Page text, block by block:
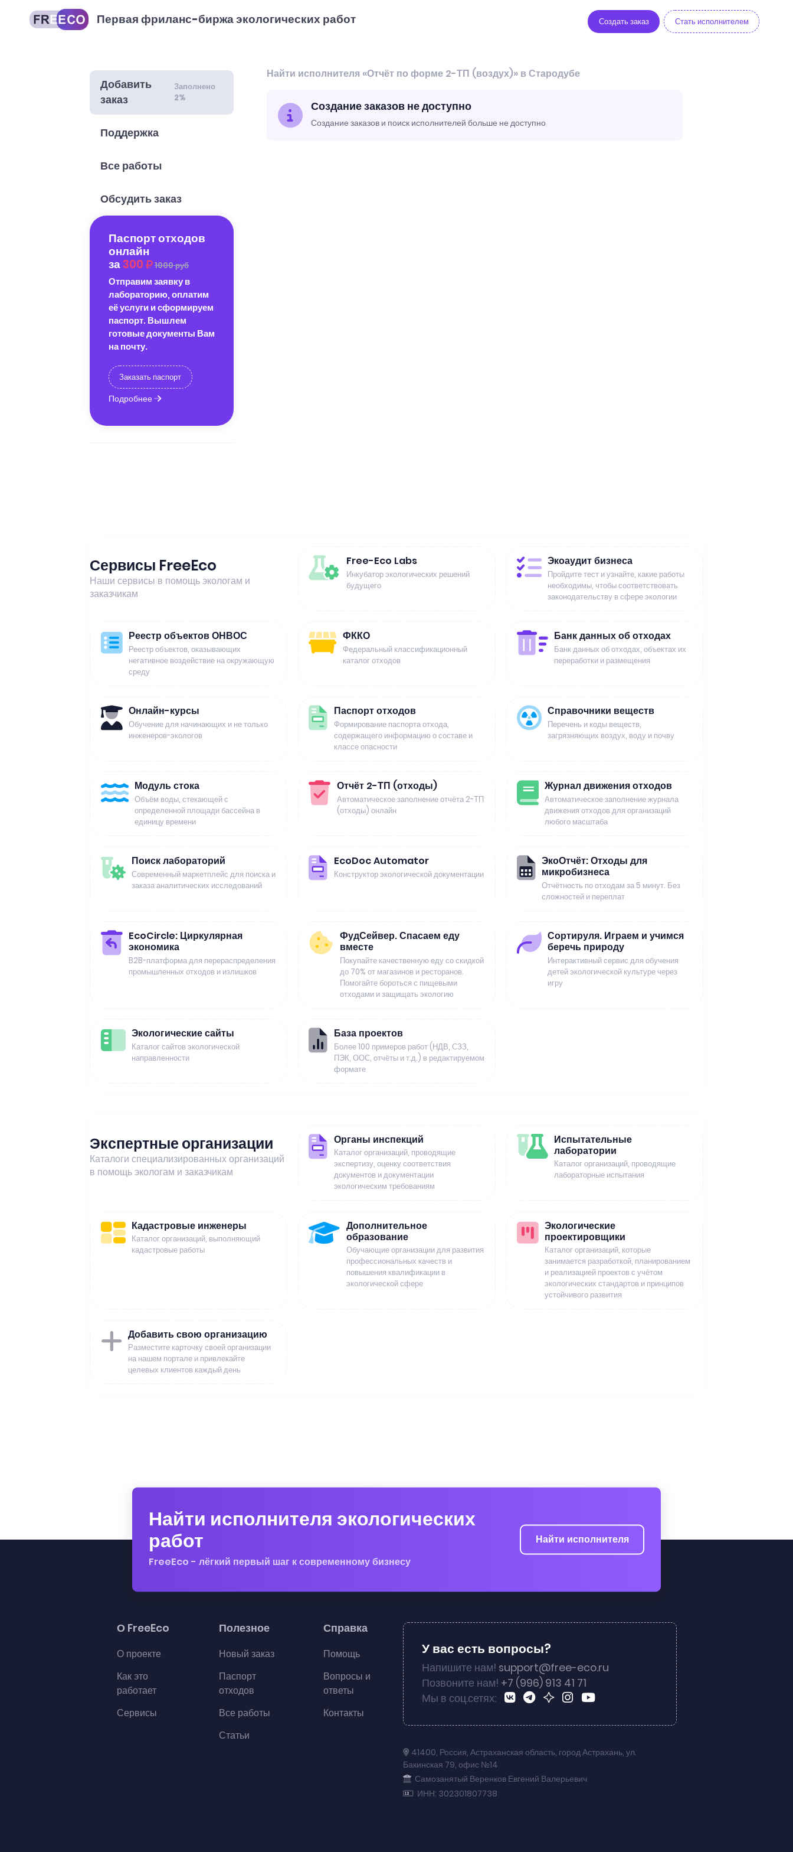
Первая фриланс-биржа экологических работ Создать заказ Стать исполнителем
Добавить
заказ
Заполнено
2%
Поддержка
Все работы
Обсудить заказ
Паспорт отходов
онлайн
за300 1000 руб
Отправим заявку в
лабораторию, оплатим
её услуги и сформируем
паспорт. Вышлем
готовые документы Вам
на почту.
Заказать паспорт
Подробнее
Найти исполнителя «Отчёт по форме 2-ТП (воздух)» в Стародубе
Создание заказов не доступно
Создание заказов и поиск исполнителей больше не доступно
Сервисы FreeEco
Наши сервисы в помощь экологам и
заказчикам
Free-Eco Labs
Инкубатор экологических решений
будущего
Экоаудит бизнеса
Пройдите тест и узнайте, какие работы
необходимы, чтобы соответствовать
законодательству в сфере экологии
Реестр объектов ОНВОС
Реестр объектов, оказывающих
негативное воздействие на окружающую
среду
ФККО
Федеральный классификационный
каталог отходов
Банк данных об отходах
Банк данных об отходах, объектах их
переработки и размещения
Онлайн-курсы
Обучение для начинающих и не только
инженеров-экологов
Паспорт отходов
Формирование паспорта отхода,
содержащего информацию о составе и
классе опасности
Справочники веществ
Перечень и коды веществ,
загрязняющих воздух, воду и почву
Модуль стока
Объём воды, стекающей с
определенной площади бассейна в
единицу времени
Отчёт 2-ТП (отходы)
Автоматическое заполнение отчёта 2-ТП
(отходы) онлайн
Журнал движения отходов
Автоматическое заполнение журнала
движения отходов для организаций
любого масштаба
Поиск лабораторий
Современный маркетплейс для поиска и
заказа аналитических исследований
EcoDoc Automator
Конструктор экологической документации
ЭкоОтчёт: Отходы для
микробизнеса
Отчётность по отходам за 5 минут. Без
сложностей и переплат
EcoCircle: Циркулярная
экономика
B2B-платформа для перераспределения
промышленных отходов и излишков
ФудСейвер. Спасаем еду
вместе
Покупайте качественную еду со скидкой
до 70% от магазинов и ресторанов.
Помогайте бороться с пищевыми
отходами и защищать экологию
Сортируля. Играем и учимся
беречь природу
Интерактивный сервис для обучения
детей экологической культуре через
игру
Экологические сайты
Каталог сайтов экологической
направленности
База проектов
Более 100 примеров работ (НДВ, СЗЗ,
ПЭК, ООС, отчёты и т.д.) в редактируемом
формате
Экспертные организации
Каталоги специализированных организаций
в помощь экологам и заказчикам
Органы инспекций
Каталог организаций, проводящие
экспертизу, оценку соответствия
документов и документации
экологическим требованиям
Испытательные
лаборатории
Каталог организаций, проводящие
лабораторные испытания
Кадастровые инженеры
Каталог организаций, выполняющий
кадастровые работы
Дополнительное
образование
Обучающие организации для развития
профессиональных качеств и
повышения квалификации в
экологической сфере
Экологические
проектировщики
Каталог организаций, которые
занимается разработкой, планированием
и реализацией проектов с учётом
экологических стандартов и принципов
устойчивого развития
Добавить свою организацию
Разместите карточку своей организации
на нашем портале и привлекайте
целевых клиентов каждый день
Найти исполнителя экологических
работ
FreeEco - лёгкий первый шаг к современному бизнесу
Найти исполнителя
О FreeEco
О проекте
Как это
работает
Сервисы
Полезное
Новый заказ
Паспорт
отходов
Все работы
Статьи
Справка
Помощь
Вопросы и
ответы
Контакты
У вас есть вопросы?
Напишите нам! support@free-eco.ru
Позвоните нам! +7 (996) 913 41 71
Мы в соц.сетях:
41400, Россия, Астраханская область, город Астрахань, ул.
Бакинская 79, офис №14
Самозанятый Веренков Евгений Валерьевич
ИНН: 302301807738